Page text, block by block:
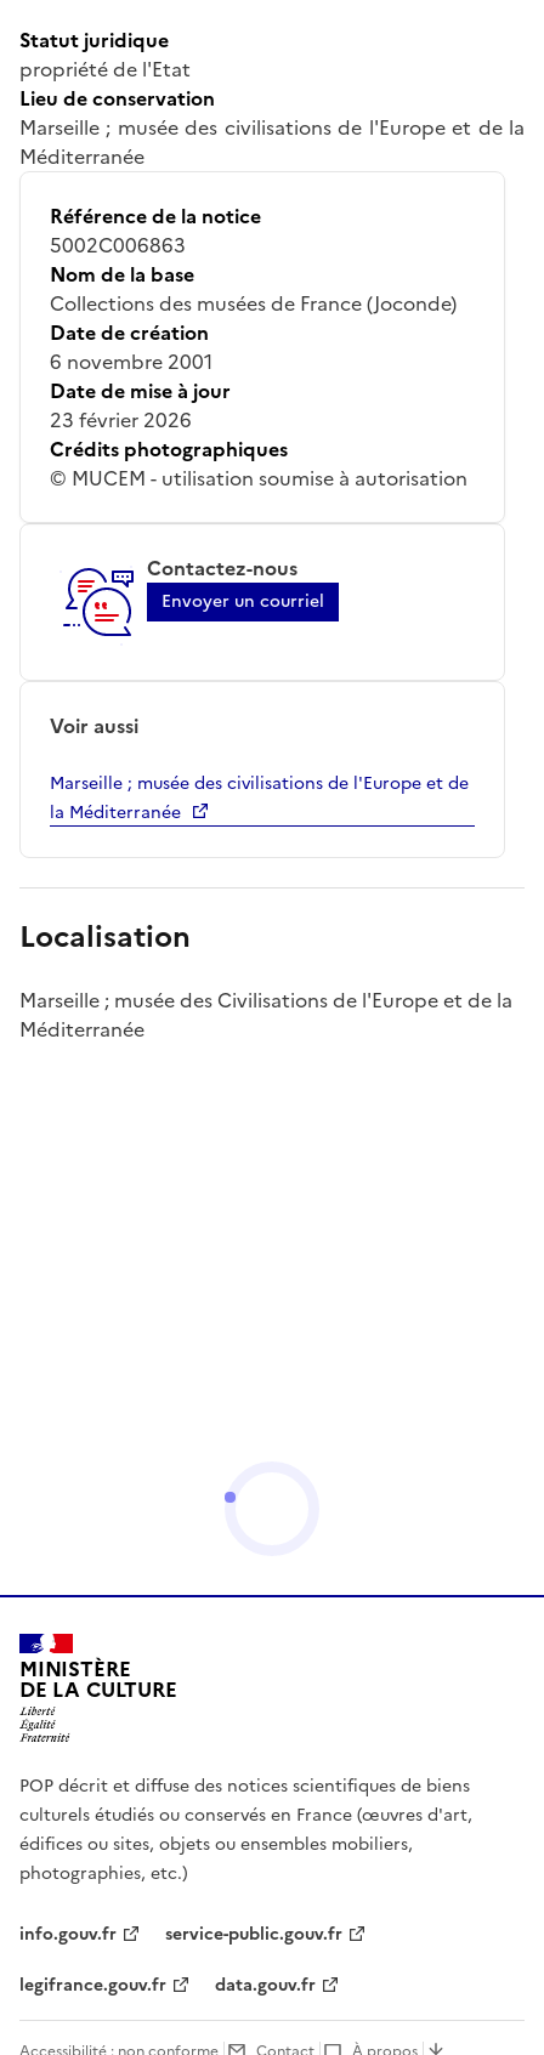
Statut juridique
propriété de l'Etat
Lieu de conservation
Marseille ; musée des civilisations de l'Europe et de la
Méditerranée
Référence de la notice
5002C006863
Nom de la base
Collections des musées de France (Joconde)
Date de création
6 novembre 2001
Date de mise à jour
23 février 2026
Crédits photographiques
© MUCEM - utilisation soumise à autorisation
Contactez-nous
Envoyer un courriel
Voir aussi
Marseille ; musée des civilisations de l'Europe et de
la Méditerranée
Localisation
Marseille ; musée des Civilisations de l'Europe et de la
Méditerranée
MINISTÈRE
DE LA CULTURE
POP décrit et diffuse des notices scientifiques de biens
culturels étudiés ou conservés en France (œuvres d'art,
édifices ou sites, objets ou ensembles mobiliers,
photographies, etc.)
info.gouv.fr
service-public.gouv.fr
legifrance.gouv.fr
data.gouv.fr